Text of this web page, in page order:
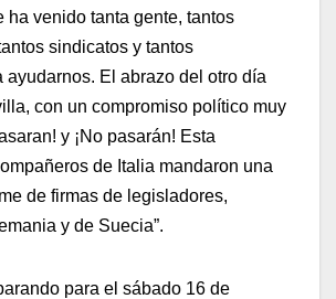
ha venido tanta gente, tantos
sindicatos y tantos
ayudarnos. El abrazo del otro día
con un compromiso político muy
y ¡No pasarán! Esta
de Italia mandaron una
de firmas de legisladores,
y de Suecia”.
para el sábado 16 de